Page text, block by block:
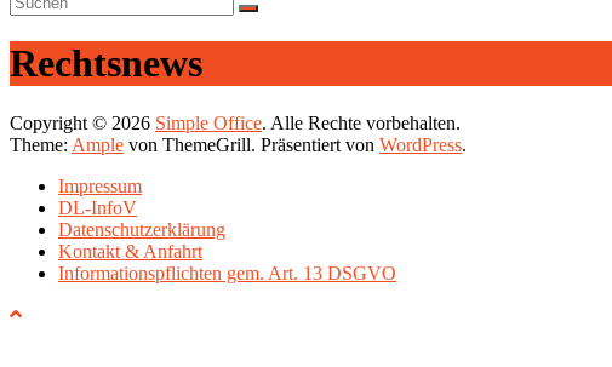
Rechtsnews
Copyright © 2026 Simple Office. Alle Rechte vorbehalten.
Theme: Ample von ThemeGrill. Präsentiert von WordPress.
Impressum
DL-InfoV
Datenschutzerklärung
Kontakt & Anfahrt
Informationspflichten gem. Art. 13 DSGVO